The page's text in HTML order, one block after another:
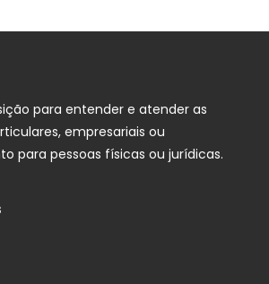
para entender e atender as
empresariais ou
para pessoas físicas ou jurídicas.